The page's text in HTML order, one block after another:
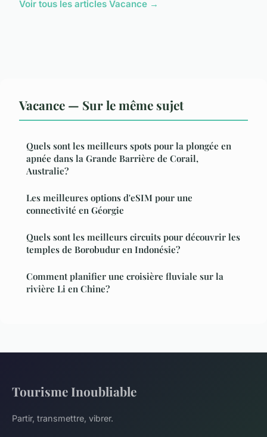
Voir tous les articles Vacance →
Vacance — Sur le même sujet
Quels sont les meilleurs spots pour la plongée en
apnée dans la Grande Barrière de Corail,
Australie?
Les meilleures options d'eSIM pour une
connectivité en Géorgie
Quels sont les meilleurs circuits pour découvrir les
temples de Borobudur en Indonésie?
Comment planifier une croisière fluviale sur la
rivière Li en Chine?
Tourisme Inoubliable
Partir, transmettre, vibrer.